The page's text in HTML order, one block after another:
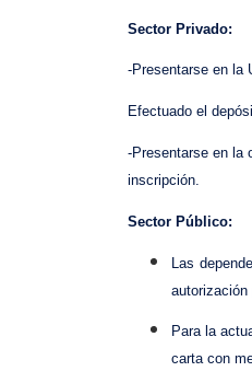
Sector Privado:
-Presentarse en la
Efectuado el
-Presentarse en la
inscripción.
Sector Público:
Las
autorización
Para la
carta con